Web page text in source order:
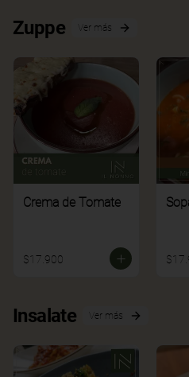
Zuppe Ver más
Crema de Tomate
$17.900
Insalate Ver más